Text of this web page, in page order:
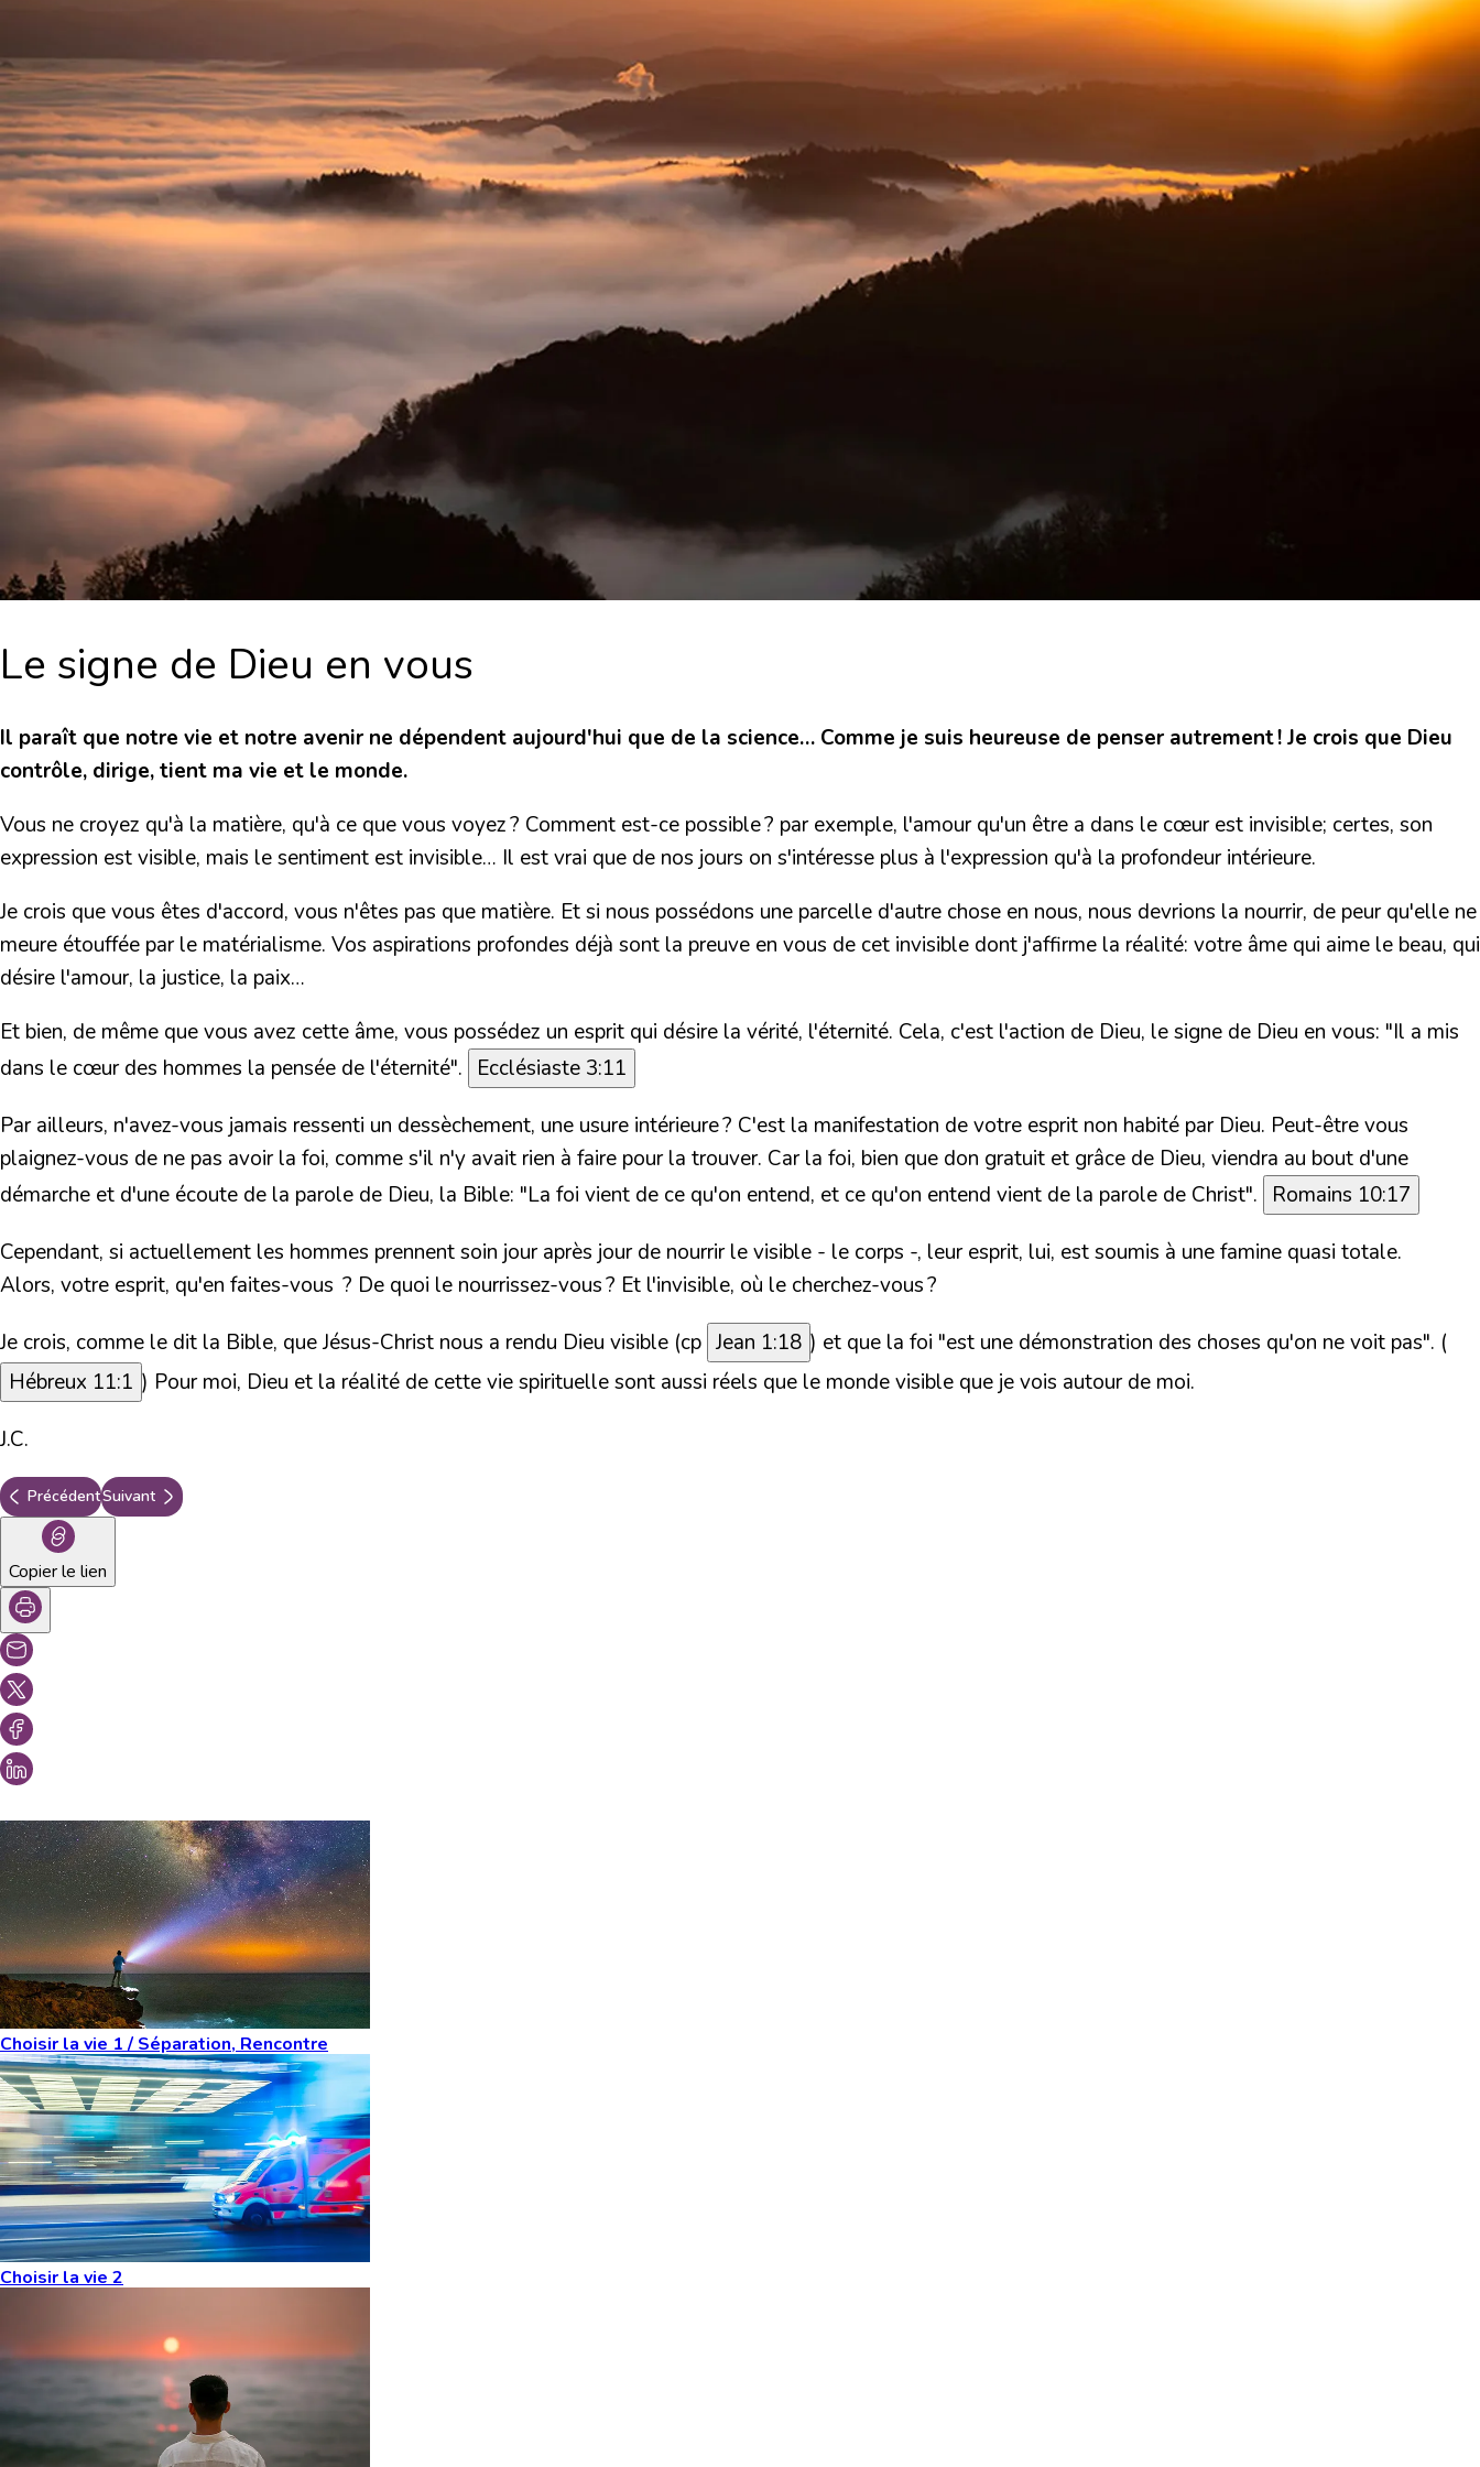
Le signe de Dieu en vous
Il paraît que notre vie et notre avenir ne dépendent aujourd'hui que de la science… Comme je suis heureuse de penser autrement ! Je crois que Dieu
contrôle, dirige, tient ma vie et le monde.
Vous ne croyez qu'à la matière, qu'à ce que vous voyez ? Comment est-ce possible ? par exemple, l'amour qu'un être a dans le cœur est invisible; certes, son
expression est visible, mais le sentiment est invisible… Il est vrai que de nos jours on s'intéresse plus à l'expression qu'à la profondeur intérieure.
Je crois que vous êtes d'accord, vous n'êtes pas que matière. Et si nous possédons une parcelle d'autre chose en nous, nous devrions la nourrir, de peur qu'elle ne
meure étouffée par le matérialisme. Vos aspirations profondes déjà sont la preuve en vous de cet invisible dont j'affirme la réalité: votre âme qui aime le beau, qui
désire l'amour, la justice, la paix…
Et bien, de même que vous avez cette âme, vous possédez un esprit qui désire la vérité, l'éternité. Cela, c'est l'action de Dieu, le signe de Dieu en vous: "Il a mis
dans le cœur des hommes la pensée de l'éternité".
Ecclésiaste 3:11
Par ailleurs, n'avez-vous jamais ressenti un dessèchement, une usure intérieure ? C'est la manifestation de votre esprit non habité par Dieu. Peut-être vous
plaignez-vous de ne pas avoir la foi, comme s'il n'y avait rien à faire pour la trouver. Car la foi, bien que don gratuit et grâce de Dieu, viendra au bout d'une
démarche et d'une écoute de la parole de Dieu, la Bible: "La foi vient de ce qu'on entend, et ce qu'on entend vient de la parole de Christ".
Romains 10:17
Cependant, si actuellement les hommes prennent soin jour après jour de nourrir le visible - le corps -, leur esprit, lui, est soumis à une famine quasi totale.
Alors, votre esprit, qu'en faites-vous ? De quoi le nourrissez-vous ? Et l'invisible, où le cherchez-vous ?
Je crois, comme le dit la Bible, que Jésus-Christ nous a rendu Dieu visible (cp Jean 1:18 ) et que la foi "est une démonstration des choses qu'on ne voit pas". (
Hébreux 11:1 ) Pour moi, Dieu et la réalité de cette vie spirituelle sont aussi réels que le monde visible que je vois autour de moi.
J.C.
PrécédentSuivant
Copier le lien
Choisir la vie 1 / Séparation, Rencontre
Choisir la vie 2